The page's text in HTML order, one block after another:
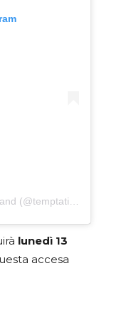
lunedì 13
accesa